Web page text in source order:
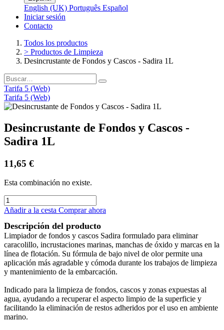
English (UK) Português Español
Iniciar sesión
​Contacto
Todos los productos
> Productos de Limpieza
Desincrustante de Fondos y Cascos - Sadira 1L
Tarifa 5 (Web)
Tarifa 5 (Web)
Desincrustante de Fondos y Cascos -
Sadira 1L
11,65 €
Esta combinación no existe.
Añadir a la cesta Comprar ahora
Descripción del producto
Limpiador de fondos y cascos Sadira formulado para eliminar
caracolillo, incrustaciones marinas, manchas de óxido y marcas en la
línea de flotación. Su fórmula de bajo nivel de olor permite una
aplicación más agradable y cómoda durante los trabajos de limpieza
y mantenimiento de la embarcación.
Indicado para la limpieza de fondos, cascos y zonas expuestas al
agua, ayudando a recuperar el aspecto limpio de la superficie y
facilitando la eliminación de restos adheridos por el uso en ambiente
marino.